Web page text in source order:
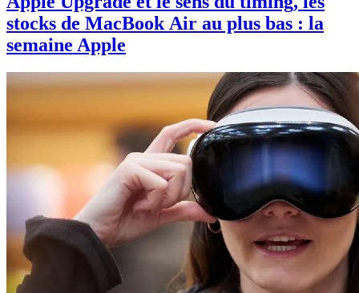
stocks de MacBook Air au plus bas : la
semaine Apple